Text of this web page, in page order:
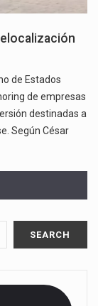
de Estados
de empresas
destinadas a
Según César